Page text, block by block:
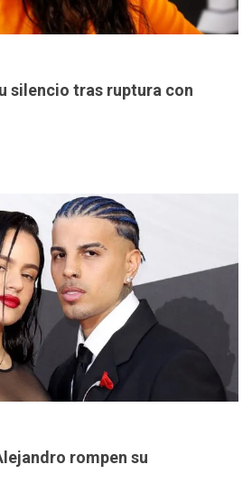
silencio tras ruptura con
rompen su